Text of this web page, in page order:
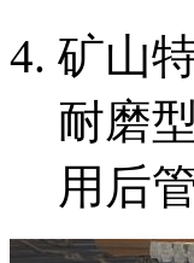
矿山
耐磨
用后